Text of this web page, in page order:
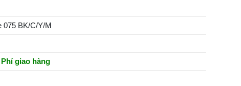
075 BK/C/Y/M
giao hàng